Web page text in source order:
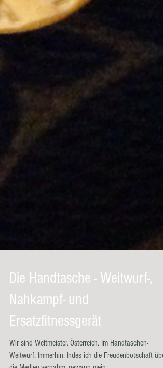
Die Handtasche - Weitwurf-,
Nahkampf- und
Ersatzfitnessgerät